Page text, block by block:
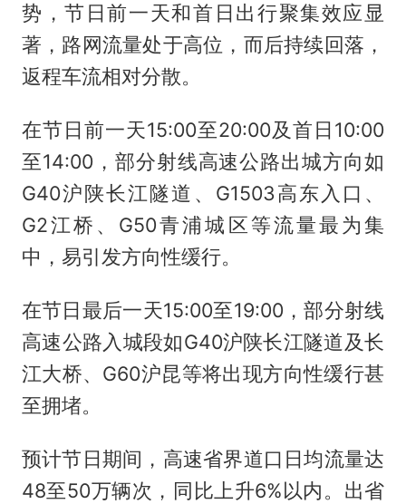
势，节日前一天和首日出行聚集效应显
著，路网流量处于高位，而后持续回落，
返程车流相对分散。
在节日前一天15:00至20:00及首日10:00
至14:00，部分射线高速公路出城方向如
G40沪陕长江隧道、G1503高东入口、
G2江桥、G50青浦城区等流量最为集
中，易引发方向性缓行。
在节日最后一天15:00至19:00，部分射线
高速公路入城段如G40沪陕长江隧道及长
江大桥、G60沪昆等将出现方向性缓行甚
至拥堵。
预计节日期间，高速省界道口日均流量达
48至50万辆次，同比上升6%以内。出省